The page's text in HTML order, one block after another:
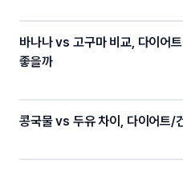
바나나 vs 고구마 비교, 다이어트
좋을까
콩국물 vs 두유 차이, 다이어트/